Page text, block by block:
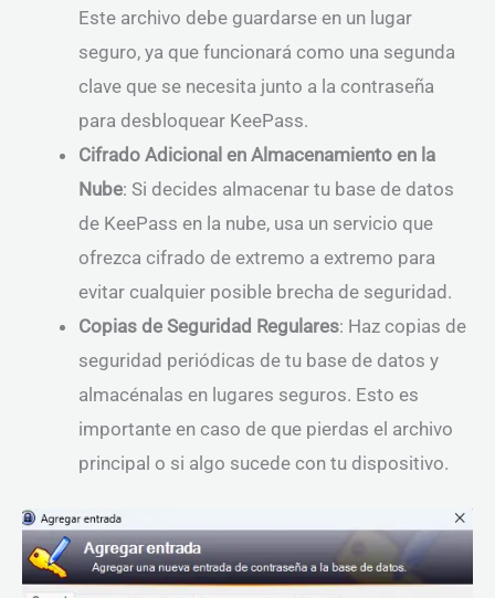
Este archivo debe guardarse en un lugar
seguro, ya que funcionará como una segunda
clave que se necesita junto a la contraseña
para desbloquear KeePass.
Cifrado Adicional en Almacenamiento en la
Nube: Si decides almacenar tu base de datos
de KeePass en la nube, usa un servicio que
ofrezca cifrado de extremo a extremo para
evitar cualquier posible brecha de seguridad.
Copias de Seguridad Regulares: Haz copias de
seguridad periódicas de tu base de datos y
almacénalas en lugares seguros. Esto es
importante en caso de que pierdas el archivo
principal o si algo sucede con tu dispositivo.